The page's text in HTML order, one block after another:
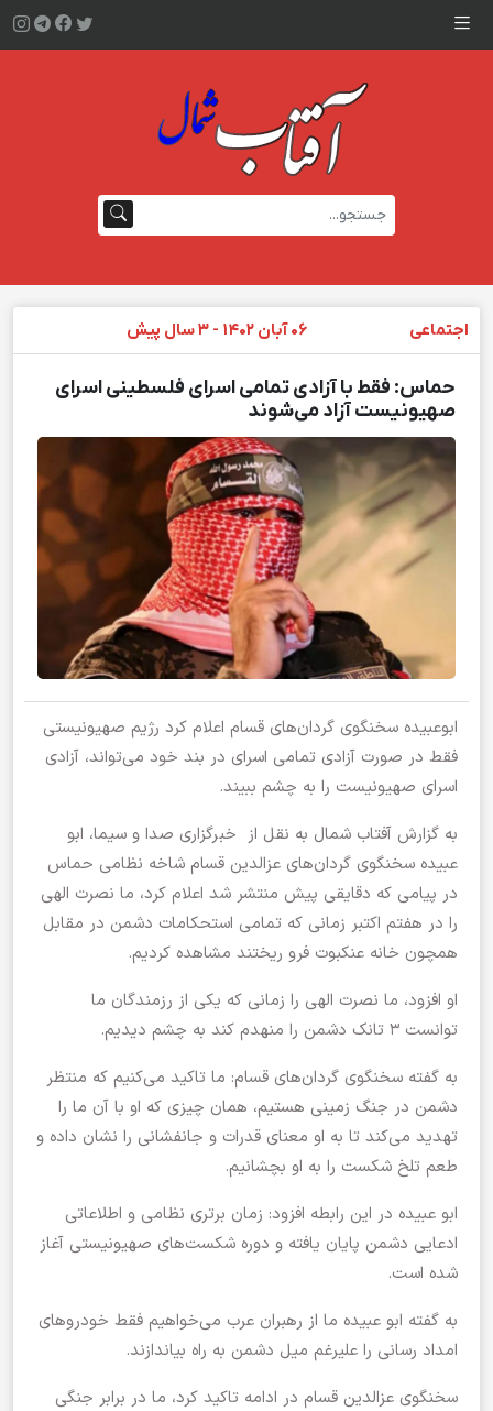
اجتماعی ۰۶ آبان ۱۴۰۲ - ۳ سال پیش
حماس: فقط با آزادی تمامی اسرای فلسطینی اسرای
صهیونیست آزاد می‌شوند
ابوعبیده سخنگوی گردان‌های قسام اعلام کرد رژیم صهیونیستی
فقط در صورت آزادی تمامی اسرای در بند خود می‌تواند، آزادی
اسرای صهیونیست را به چشم ببیند.
به گزارش آفتاب شمال به نقل از خبرگزاری صدا و سیما، ابو
عبیده سخنگوی گردان‌های عزالدین قسام شاخه نظامی حماس
در پیامی که دقایقی پیش منتشر شد اعلام کرد، ما نصرت الهی
را در هفتم اکتبر زمانی که تمامی استحکامات دشمن در مقابل
همچون خانه عنکبوت فرو ریختند مشاهده کردیم.
او افزود، ما نصرت الهی را زمانی که یکی از رزمندگان ما
توانست ۳ تانک دشمن را منهدم کند به چشم دیدیم.
به گفته سخنگوی گردان‌های قسام: ما تاکید می‌کنیم که منتظر
دشمن در جنگ زمینی هستیم، همان چیزی که او با آن ما را
تهدید می‌کند تا به او معنای قدرات و جانفشانی را نشان داده و
طعم تلخ شکست را به او بچشانیم.
ابو عبیده در این رابطه افزود: زمان برتری نظامی و اطلاعاتی
ادعایی دشمن پایان یافته و دوره شکست‌های صهیونیستی آغاز
شده است.
به گفته ابو عبیده ما از رهبران عرب می‌خواهیم فقط خودرو‌های
امداد رسانی را علیرغم میل دشمن به راه بیاندازند.
سخنگوی عزالدین قسام در ادامه تاکید کرد، ما در برابر جنگی